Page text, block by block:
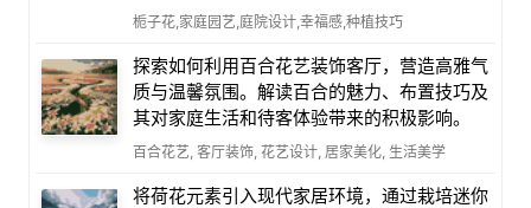
栀子花,家庭园艺,庭院设计,幸福感,种植技巧
探索如何利用百合花艺装饰客厅，营造高雅气
质与温馨氛围。解读百合的魅力、布置技巧及
其对家庭生活和待客体验带来的积极影响。
百合花艺, 客厅装饰, 花艺设计, 居家美化, 生活美学
将荷花元素引入现代家居环境，通过栽培迷你